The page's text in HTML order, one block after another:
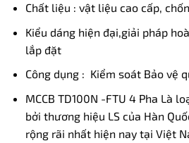
Chất liệu : vật liệu cao cấp,
Kiểu dáng hiện đại,giải pháp
lắp đặt
Công dụng : Kiểm soát Bảo vệ
MCCB TD100N -FTU 4 Pha Là
bởi thương hiệu LS của Hàn
rộng rãi nhất hiện nay tại Việt